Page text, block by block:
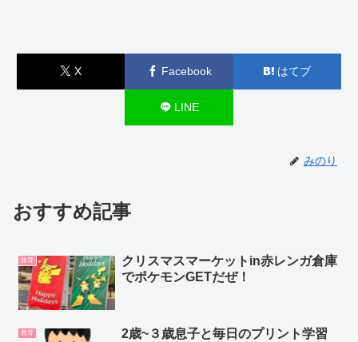
X Facebook はてブ
LINE
みのり
おすすめ記事
旅育
クリスマスマーケットin赤レンガ倉庫
でポケモンGETだぜ！
教育
2歳~３歳息子と毎日のプリント学習